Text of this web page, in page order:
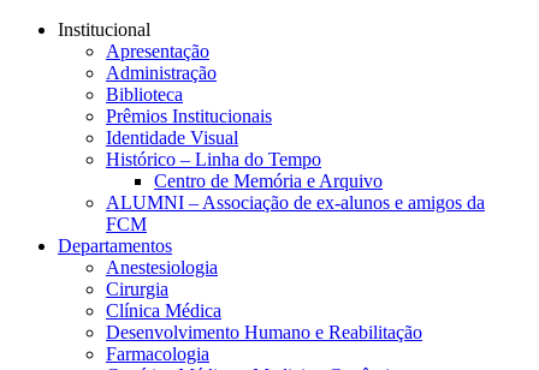
Conteúdo principal
Institucional
Apresentação
Administração
Biblioteca
Prêmios Institucionais
Identidade Visual
Histórico – Linha do Tempo
Centro de Memória e Arquivo
ALUMNI – Associação de ex-alunos e amigos da
FCM
Departamentos
Anestesiologia
Cirurgia
Clínica Médica
Desenvolvimento Humano e Reabilitação
Farmacologia